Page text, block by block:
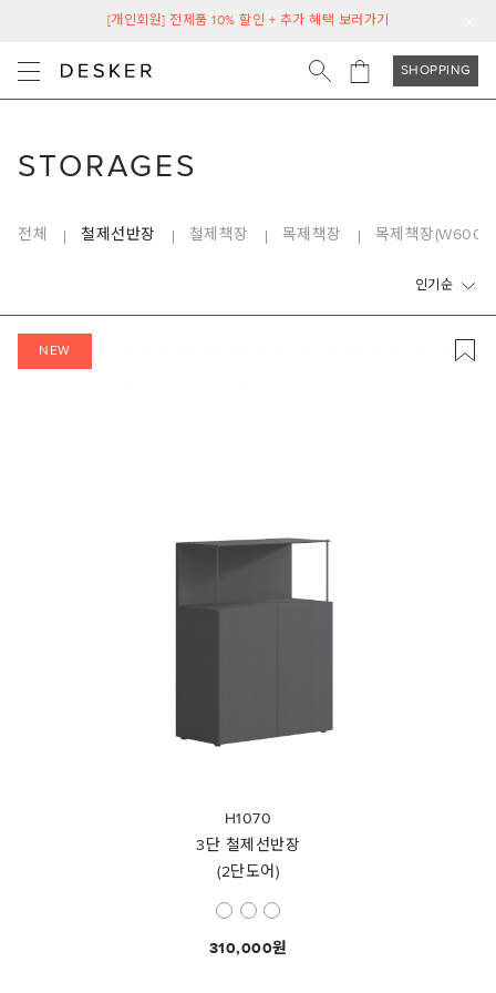
[개인회원] 전제품 10% 할인 + 추가 혜택 보러가기
SHOPPING
STORAGES
전체 철제선반장 철제책장 목제책장 목제책장(W600)
인기순
NEW
H1070
3단 철제선반장
(2단도어)
310,000